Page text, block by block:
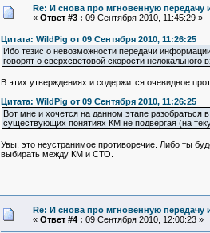
Re: И снова про мгновенную
« Ответ #3 : 09 Сентября 2010, 11:45:29 »
Цитата: WildPig от 09 Сентября 2010, 11:26:25
Ибо тезис о невозможности передачи
говорят о сверхсветовой скорости нелокального
В этих утверждениях и содержится очевидное
Цитата: WildPig от 09 Сентября 2010, 11:26:25
Вот мне и хочется на данном этапе
существующих понятиях КМ не подвергая (на
Увы, это неустранимое противоречие. Либо ты
выбирать между КМ и СТО.
Re: И снова про мгновенную
« Ответ #4 : 09 Сентября 2010, 12:00:23 »